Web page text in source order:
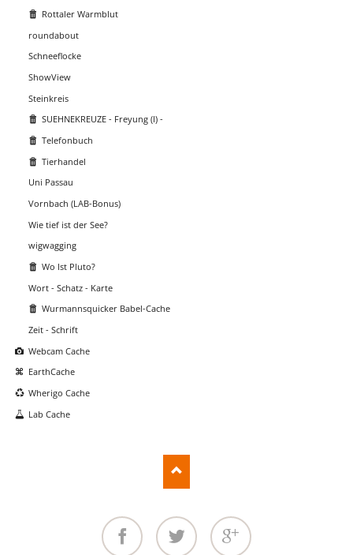
Rottaler Warmblut
roundabout
Schneeflocke
ShowView
Steinkreis
SUEHNEKREUZE - Freyung (I) -
Telefonbuch
Tierhandel
Uni Passau
Vornbach (LAB-Bonus)
Wie tief ist der See?
wigwagging
Wo Ist Pluto?
Wort - Schatz - Karte
Wurmannsquicker Babel-Cache
Zeit - Schrift
Webcam Cache
EarthCache
Wherigo Cache
Lab Cache